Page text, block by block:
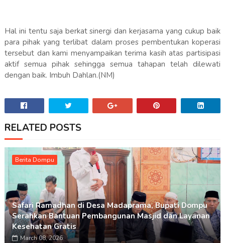
Hal ini tentu saja berkat sinergi dan kerjasama yang cukup baik
para pihak yang terlibat dalam proses pembentukan koperasi
tersebut dan kami menyampaikan terima kasih atas partisipasi
aktif semua pihak sehingga semua tahapan telah dilewati
dengan baik. Imbuh Dahlan.(NM)
RELATED POSTS
Berita Dompu
Safari Ramadhan di Desa Madaprama, Bupati Dompu
Serahkan Bantuan Pembangunan Masjid dan Layanan
Kesehatan Gratis
March 08, 2026